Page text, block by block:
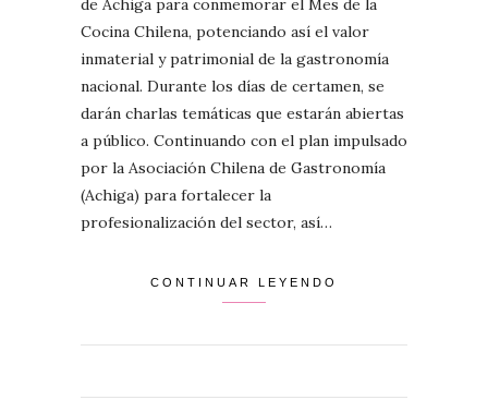
de Achiga para conmemorar el Mes de la
Cocina Chilena, potenciando así el valor
inmaterial y patrimonial de la gastronomía
nacional. Durante los días de certamen, se
darán charlas temáticas que estarán abiertas
a público. Continuando con el plan impulsado
por la Asociación Chilena de Gastronomía
(Achiga) para fortalecer la
profesionalización del sector, así…
CONTINUAR LEYENDO